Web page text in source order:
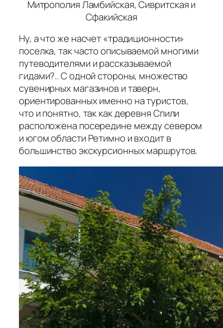
Митрополия Ламбийская, Сивритская и
Сфакийская
Ну, а что же насчет «традиционности»
поселка, так часто описываемой многими
путеводителями и рассказываемой
гидами?.. С одной стороны, множество
сувенирных магазинов и таверн,
ориентированных именно на туристов,
что и понятно, так как деревня Спили
расположена посередине между севером
и югом области Ретимно и входит в
большинство экскурсионных маршрутов.